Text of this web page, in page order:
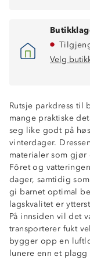
Velg
Rutsje parkdress til
mange praktiske
seg like godt på
vinterdager.
materialer som
Fôret og
dager, samtidig
gi barnet optimal
lagskvalitet er
På innsiden vil det
transporterer fukt
bygger opp en
lunere enn et plagg
Vanntett, 20
Tapede
Fôret med 80g
Stormklaff
Refleksdetaljer
Avtakbare
Avtakbar hette
Innvendig
Innerlomme
g/m2/24t
PolyPower